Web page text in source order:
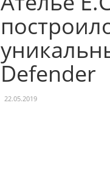
Defender
22.05.2019